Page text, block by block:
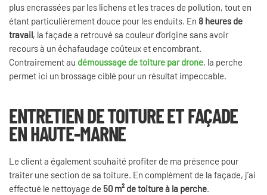
plus encrassées par les lichens et les traces de pollution, tout en
étant particulièrement douce pour les enduits. En 8 heures de
travail, la façade a retrouvé sa couleur d’origine sans avoir
recours à un échafaudage coûteux et encombrant.
Contrairement au démoussage de toiture par drone, la perche
permet ici un brossage ciblé pour un résultat impeccable.
ENTRETIEN DE TOITUREET FAÇADE
EN HAUTE-MARNE
Le client a également souhaité profiter de ma présence pour
traiter une section de sa toiture. En complément de la façade, j’ai
effectué le nettoyage de 50 m² de toiture à la perche.